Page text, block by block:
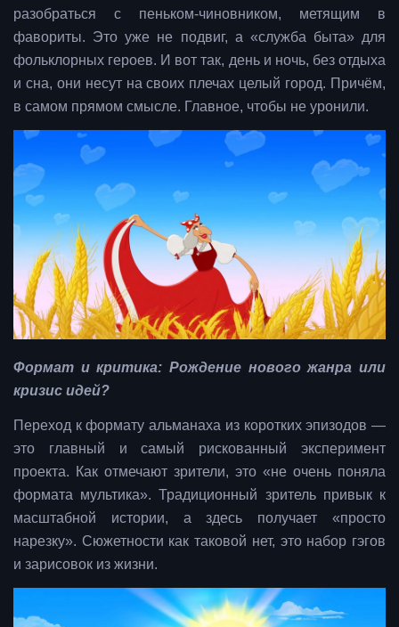
разобраться с пеньком-чиновником, метящим в
фавориты. Это уже не подвиг, а «служба быта» для
фольклорных героев. И вот так, день и ночь, без отдыха
и сна, они несут на своих плечах целый город. Причём,
в самом прямом смысле. Главное, чтобы не уронили.
Формат и критика: Рождение нового жанра или
кризис идей?
Переход к формату альманаха из коротких эпизодов —
это главный и самый рискованный эксперимент
проекта. Как отмечают зрители, это «не очень поняла
формата мультика». Традиционный зритель привык к
масштабной истории, а здесь получает «просто
нарезку». Сюжетности как таковой нет, это набор гэгов
и зарисовок из жизни.